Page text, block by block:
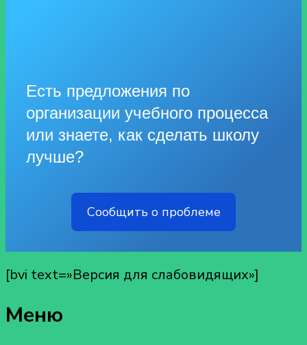
Есть предложения по
организации учебного процесса
или знаете, как сделать школу
лучше?
Сообщить о проблеме
[bvi text=»Версия для слабовидящих»]
Меню